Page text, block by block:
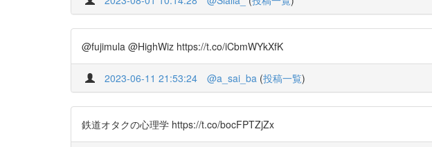
@fujimula @HighWiz https://t.co/iCbmWYkXfK
2023-06-11 21:53:24 @a_sai_ba (投稿一覧)
鉄道オタクの心理学 https://t.co/bocFPTZjZx